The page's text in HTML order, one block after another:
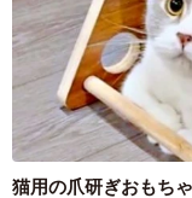
猫用の爪研ぎおもち